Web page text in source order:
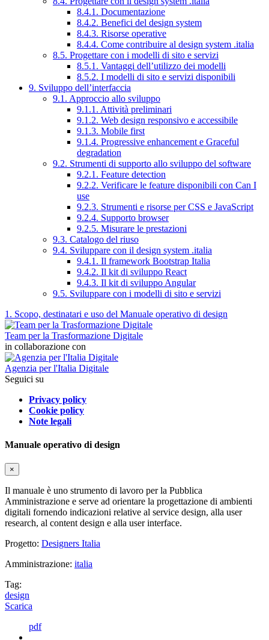
8.4.1. Documentazione
8.4.2. Benefici del design system
8.4.3. Risorse operative
8.4.4. Come contribuire al design system .italia
8.5. Progettare con i modelli di sito e servizi
8.5.1. Vantaggi dell’utilizzo dei modelli
8.5.2. I modelli di sito e servizi disponibili
9. Sviluppo dell’interfaccia
9.1. Approccio allo sviluppo
9.1.1. Attività preliminari
9.1.2. Web design responsivo e accessibile
9.1.3. Mobile first
9.1.4. Progressive enhancement e Graceful
degradation
9.2. Strumenti di supporto allo sviluppo del software
9.2.1. Feature detection
9.2.2. Verificare le feature disponibili con Can I
use
9.2.3. Strumenti e risorse per CSS e JavaScript
9.2.4. Supporto browser
9.2.5. Misurare le prestazioni
9.3. Catalogo del riuso
9.4. Sviluppare con il design system .italia
9.4.1. Il framework Bootstrap Italia
9.4.2. Il kit di sviluppo React
9.4.3. Il kit di sviluppo Angular
9.5. Sviluppare con i modelli di sito e servizi
1. Scopo, destinatari e uso del Manuale operativo di design
Team per la Trasformazione Digitale
in collaborazione con
Agenzia per l'Italia Digitale
Seguici su
Privacy policy
Cookie policy
Note legali
Manuale operativo di design
×
Il manuale è uno strumento di lavoro per la Pubblica
Amministrazione e serve ad orientare la progettazione di ambienti
digitali fornendo indicazioni relative al service design, alla user
research, al content design e alla user interface.
Progetto: Designers Italia
Amministrazione: italia
Tag:
design
Scarica
pdf